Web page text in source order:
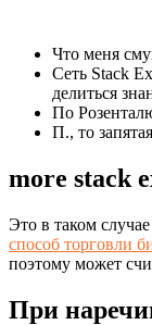
Что меня
Сеть Stack
делиться
По
П., то
more stack
Это в таком
способ торговли
поэтому может
При